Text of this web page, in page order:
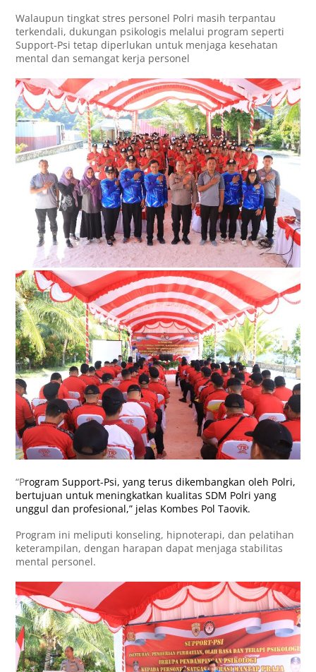
Walaupun tingkat stres personel Polri masih terpantau
terkendali, dukungan psikologis melalui program seperti
Support-Psi tetap diperlukan untuk menjaga kesehatan
mental dan semangat kerja personel
“Program Support-Psi, yang terus dikembangkan oleh Polri,
bertujuan untuk meningkatkan kualitas SDM Polri yang
unggul dan profesional,” jelas Kombes Pol Taovik.
Program ini meliputi konseling, hipnoterapi, dan pelatihan
keterampilan, dengan harapan dapat menjaga stabilitas
mental personel.